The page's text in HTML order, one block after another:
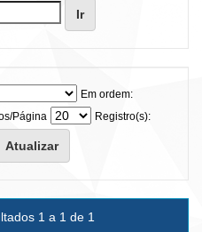
Em ordem:
Página
Registro(s):
1 a 1 de 1